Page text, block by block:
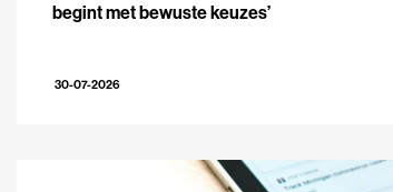
begint met bewuste keuzes’
30-07-2026